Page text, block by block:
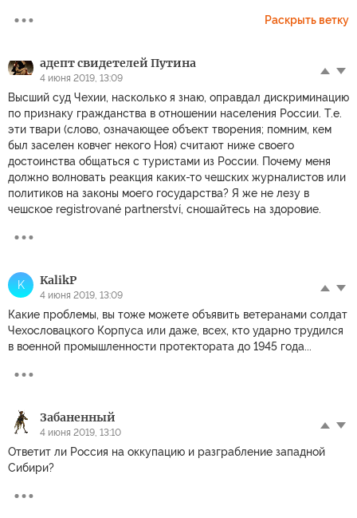
Раскрыть ветку
адепт свидетелей Путина
4 июня 2019, 13:09
Высший суд Чехии, насколько я знаю, оправдал дискриминацию
по признаку гражданства в отношении населения России. Т.е.
эти твари (слово, означающее объект творения; помним, кем
был заселен ковчег некого Ноя) считают ниже своего
достоинства общаться с туристами из России. Почему меня
должно волновать реакция каких-то чешских журналистов или
политиков на законы моего государства? Я же не лезу в
чешское registrované partnerství, сношайтесь на здоровие.
K KalikP
4 июня 2019, 13:09
Какие проблемы, вы тоже можете объявить ветеранами солдат
Чехословацкого Корпуса или даже, всех, кто ударно трудился
в военной промышленности протектората до 1945 года...
Забаненный
4 июня 2019, 13:10
Ответит ли Россия на оккупацию и разграбление западной
Сибири?